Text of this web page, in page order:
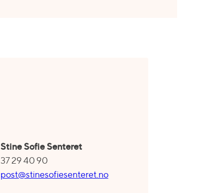
Stine Sofie Senteret
37 29 40 90
post@stinesofiesenteret.no